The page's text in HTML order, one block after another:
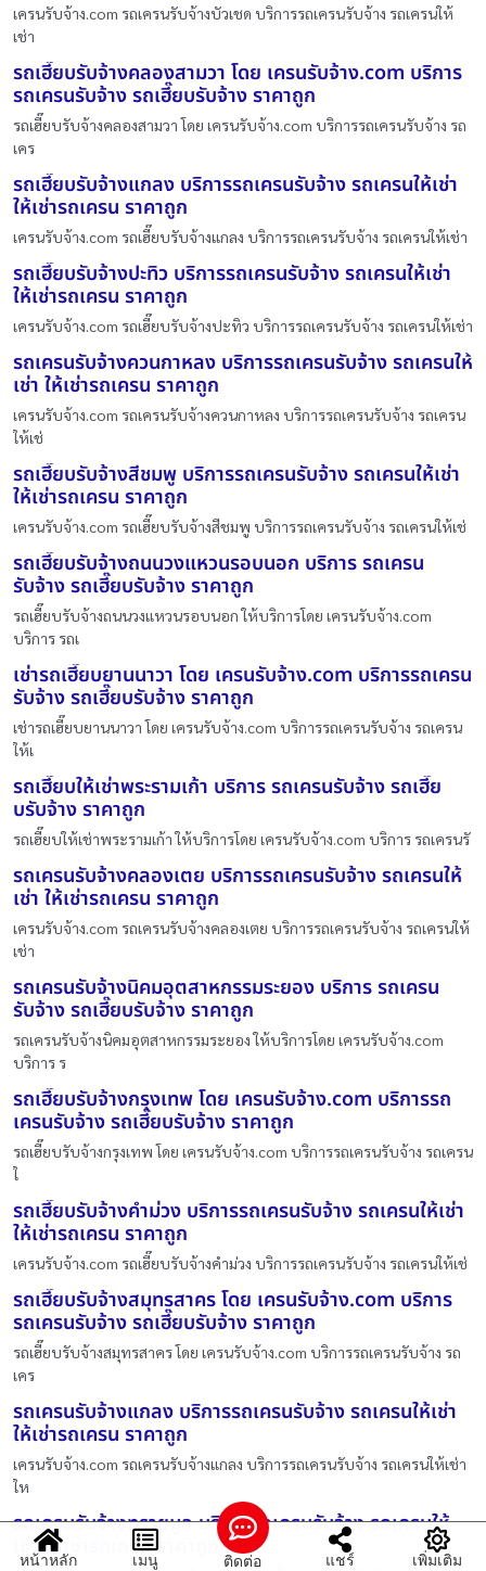
เครนรับจ้าง.com รถเครนรับจ้างบัวเชด บริการรถเครนรับจ้าง รถเครนให้
เช่า
รถเฮี๊ยบรับจ้างคลองสามวา โดย เครนรับจ้าง.com บริการ
รถเครนรับจ้าง รถเฮี๊ยบรับจ้าง ราคาถูก
รถเฮี๊ยบรับจ้างคลองสามวา โดย เครนรับจ้าง.com บริการรถเครนรับจ้าง รถ
เคร
รถเฮี๊ยบรับจ้างแกลง บริการรถเครนรับจ้าง รถเครนให้เช่า
ให้เช่ารถเครน ราคาถูก
เครนรับจ้าง.com รถเฮี๊ยบรับจ้างแกลง บริการรถเครนรับจ้าง รถเครนให้เช่า
รถเฮี๊ยบรับจ้างปะทิว บริการรถเครนรับจ้าง รถเครนให้เช่า
ให้เช่ารถเครน ราคาถูก
เครนรับจ้าง.com รถเฮี๊ยบรับจ้างปะทิว บริการรถเครนรับจ้าง รถเครนให้เช่า
รถเครนรับจ้างควนกาหลง บริการรถเครนรับจ้าง รถเครนให้
เช่า ให้เช่ารถเครน ราคาถูก
เครนรับจ้าง.com รถเครนรับจ้างควนกาหลง บริการรถเครนรับจ้าง รถเครน
ให้เช่
รถเฮี๊ยบรับจ้างสีชมพู บริการรถเครนรับจ้าง รถเครนให้เช่า
ให้เช่ารถเครน ราคาถูก
เครนรับจ้าง.com รถเฮี๊ยบรับจ้างสีชมพู บริการรถเครนรับจ้าง รถเครนให้เช่
รถเฮี๊ยบรับจ้างถนนวงแหวนรอบนอก บริการ รถเครน
รับจ้าง รถเฮี๊ยบรับจ้าง ราคาถูก
รถเฮี๊ยบรับจ้างถนนวงแหวนรอบนอก ให้บริการโดย เครนรับจ้าง.com
บริการ รถเ
เช่ารถเฮี๊ยบยานนาวา โดย เครนรับจ้าง.com บริการรถเครน
รับจ้าง รถเฮี๊ยบรับจ้าง ราคาถูก
เช่ารถเฮี๊ยบยานนาวา โดย เครนรับจ้าง.com บริการรถเครนรับจ้าง รถเครน
ให้เ
รถเฮี๊ยบให้เช่าพระรามเก้า บริการ รถเครนรับจ้าง รถเฮี๊ย
บรับจ้าง ราคาถูก
รถเฮี๊ยบให้เช่าพระรามเก้า ให้บริการโดย เครนรับจ้าง.com บริการ รถเครนรั
รถเครนรับจ้างคลองเตย บริการรถเครนรับจ้าง รถเครนให้
เช่า ให้เช่ารถเครน ราคาถูก
เครนรับจ้าง.com รถเครนรับจ้างคลองเตย บริการรถเครนรับจ้าง รถเครนให้
เช่า
รถเครนรับจ้างนิคมอุตสาหกรรมระยอง บริการ รถเครน
รับจ้าง รถเฮี๊ยบรับจ้าง ราคาถูก
รถเครนรับจ้างนิคมอุตสาหกรรมระยอง ให้บริการโดย เครนรับจ้าง.com
บริการ ร
รถเฮี๊ยบรับจ้างกรุงเทพ โดย เครนรับจ้าง.com บริการรถ
เครนรับจ้าง รถเฮี๊ยบรับจ้าง ราคาถูก
รถเฮี๊ยบรับจ้างกรุงเทพ โดย เครนรับจ้าง.com บริการรถเครนรับจ้าง รถเครน
ใ
รถเฮี๊ยบรับจ้างคำม่วง บริการรถเครนรับจ้าง รถเครนให้เช่า
ให้เช่ารถเครน ราคาถูก
เครนรับจ้าง.com รถเฮี๊ยบรับจ้างคำม่วง บริการรถเครนรับจ้าง รถเครนให้เช่
รถเฮี๊ยบรับจ้างสมุทรสาคร โดย เครนรับจ้าง.com บริการ
รถเครนรับจ้าง รถเฮี๊ยบรับจ้าง ราคาถูก
รถเฮี๊ยบรับจ้างสมุทรสาคร โดย เครนรับจ้าง.com บริการรถเครนรับจ้าง รถ
เคร
รถเครนรับจ้างแกลง บริการรถเครนรับจ้าง รถเครนให้เช่า
ให้เช่ารถเครน ราคาถูก
เครนรับจ้าง.com รถเครนรับจ้างแกลง บริการรถเครนรับจ้าง รถเครนให้เช่า
ให
รถเครนรับจ้างทรายมูล บริการรถเครนรับจ้าง รถเครนให้
เช่า ให้เช่ารถเครน ราคาถูก
หน้าหลัก เมนู ติดต่อ แชร์ เพิ่มเติม